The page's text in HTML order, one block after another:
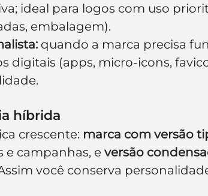
ideal para logos com uso
embalagem).
quando a marca precisa
digitais (apps, micro-icons,
híbrida
crescente: marca com versão
e campanhas, e versão
você conserva